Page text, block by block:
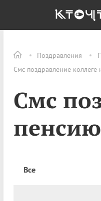
Поздравления
Смс поздравление
Смс
пенсию
Все